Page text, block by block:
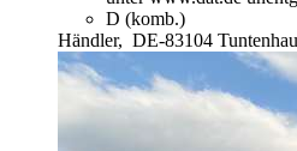
D (komb.)
Händler, DE-83104